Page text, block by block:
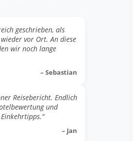
geschrieben, als
vor Ort. An diese
wir noch lange
– Sebastian
Reisebericht. Endlich
und
– Jan